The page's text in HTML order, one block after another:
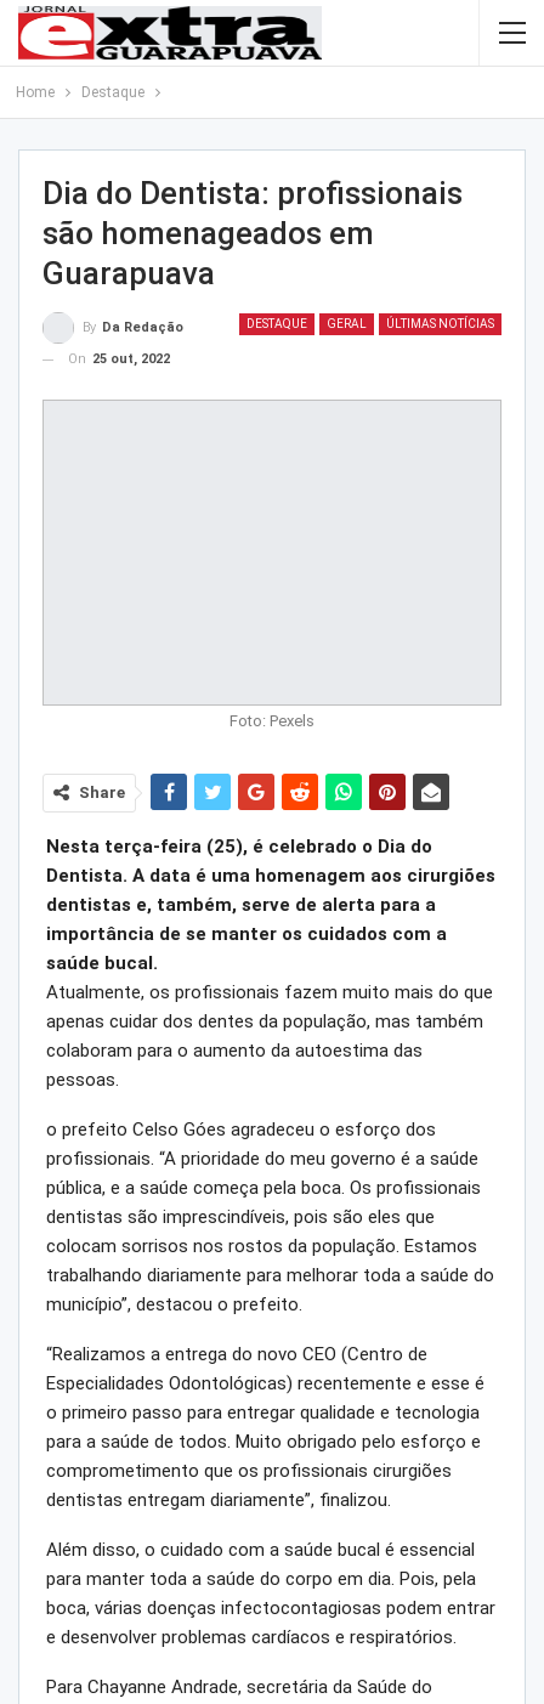
Home Destaque
Dia do Dentista: profissionais
são homenageados em
Guarapuava
DESTAQUE GERAL ÚLTIMAS NOTÍCIAS
By Da Redação
On 25 out, 2022
Foto: Pexels
Share
Nesta terça-feira (25), é celebrado o Dia do
Dentista. A data é uma homenagem aos cirurgiões
dentistas e, também, serve de alerta para a
importância de se manter os cuidados com a
saúde bucal.
Atualmente, os profissionais fazem muito mais do que
apenas cuidar dos dentes da população, mas também
colaboram para o aumento da autoestima das
pessoas.
o prefeito Celso Góes agradeceu o esforço dos
profissionais. “A prioridade do meu governo é a saúde
pública, e a saúde começa pela boca. Os profissionais
dentistas são imprescindíveis, pois são eles que
colocam sorrisos nos rostos da população. Estamos
trabalhando diariamente para melhorar toda a saúde do
município”, destacou o prefeito.
“Realizamos a entrega do novo CEO (Centro de
Especialidades Odontológicas) recentemente e esse é
o primeiro passo para entregar qualidade e tecnologia
para a saúde de todos. Muito obrigado pelo esforço e
comprometimento que os profissionais cirurgiões
dentistas entregam diariamente”, finalizou.
Além disso, o cuidado com a saúde bucal é essencial
para manter toda a saúde do corpo em dia. Pois, pela
boca, várias doenças infectocontagiosas podem entrar
e desenvolver problemas cardíacos e respiratórios.
Para Chayanne Andrade, secretária da Saúde do